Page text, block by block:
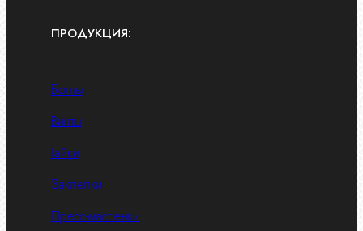
ПРОДУКЦИЯ:
Болты
Винты
Гайки
Заклепки
Пресс-масленки